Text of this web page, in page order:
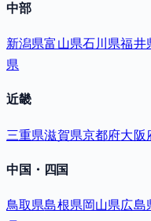
中部
新潟県富山県石川県福井
県
近畿
三重県滋賀県京都府大阪
中国・四国
鳥取県島根県岡山県広島